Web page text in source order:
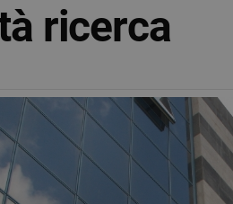
ricerca